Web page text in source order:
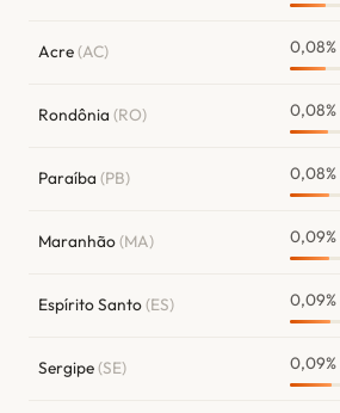
Acre(AC) 0,08%
Rondônia (RO) 0,08%
Paraíba (PB) 0,08%
Maranhão(MA) 0,09%
Espírito Santo(ES) 0,09%
Sergipe(SE) 0,09%